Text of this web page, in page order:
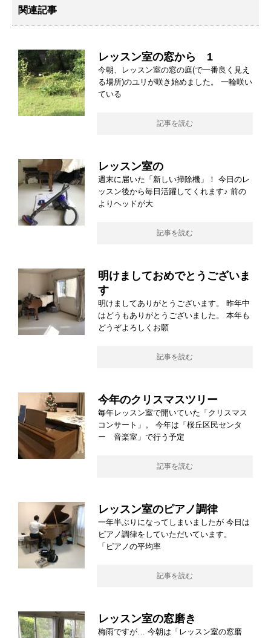
関連記事
レッスン室の窓から 1
今朝、レッスン室の窓の庭(で一番良く見え
る場所)のユリが咲き始めました。 一輪咲い
ている
記事を読む
レッスン室の
週末に届いた「新しい掃除機」！ 今日のレ
ッスン後から毎日活躍してくれます♪ 前の
よりヘッドが大
記事を読む
明けましておめでとうございま
す
明けましてありがとうございます。 昨年中
はどうもありがとうございました。 本年も
どうぞよろしくお願
記事を読む
今年のクリスマスツリー
毎年レッスン室で開いていた「クリスマス
コンサート」。 今年は「桜丘区民センタ
ー 音楽室」で行う予定
記事を読む
レッスン室のピアノ調律
一年半ぶりになってしまいましたが 今日は
ピアノ調律をしていただいています。
「ピアノの平均率
記事を読む
レッスン室の窓磨き
梅雨ですが… 今朝は「レッスン室の窓磨